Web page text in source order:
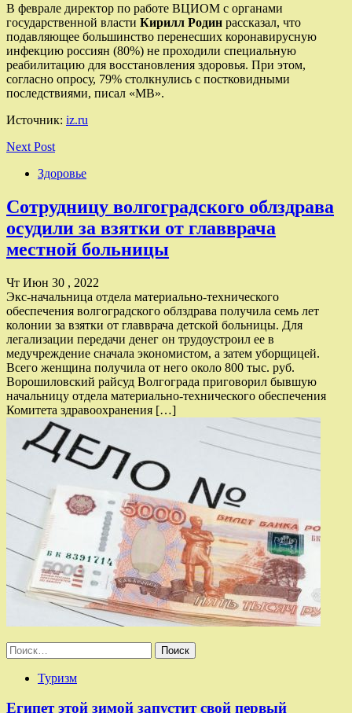
В феврале директор по работе ВЦИОМ с органами
государственной власти Кирилл Родин рассказал, что
подавляющее большинство перенесших коронавирусную
инфекцию россиян (80%) не проходили специальную
реабилитацию для восстановления здоровья. При этом,
согласно опросу, 79% столкнулись с постковидными
последствиями, писал «МВ».
Источник: iz.ru
Next Post
Здоровье
Сотрудницу волгоградского облздрава
осудили за взятки от главврача
местной больницы
Чт Июн 30 , 2022
Экс-начальница отдела материально-технического
обеспечения волгоградского облздрава получила семь лет
колонии за взятки от главврача детской больницы. Для
легализации передачи денег он трудоустроил ее в
медучреждение сначала экономистом, а затем уборщицей.
Всего женщина получила от него около 800 тыс. руб.
Ворошиловский райсуд Волгограда приговорил бывшую
начальницу отдела материально-технического обеспечения
Комитета здравоохранения […]
Найти:
Туризм
Египет этой зимой запустит свой первый